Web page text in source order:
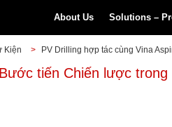
About Us Solutions –
Kiện > PV Drilling hợp tác cùng Vina
tiến Chiến lược